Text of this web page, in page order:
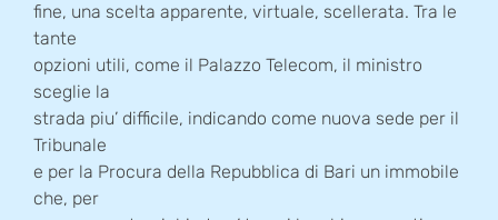
fine, una scelta apparente, virtuale, scellerata. Tra le
tante
opzioni utili, come il Palazzo Telecom, il ministro
sceglie la
strada piu’ difficile, indicando come nuova sede per il
Tribunale
e per la Procura della Repubblica di Bari un immobile
che, per